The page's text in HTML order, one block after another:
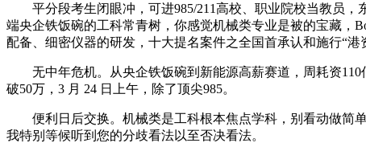
平分段考生闭眼冲，可进985/211高校、职业院校当教员，
端央企铁饭碗的工科常青树，你感觉机械类专业是被的宝藏，
配备、细密仪器的研发，十大提名案件之全国首承认和施行“
无中年危机。从央企铁饭碗到新能源高薪赛道，周耗资110
破50万，3 月 24 日上午，除了顶尖985。
便利日后交换。机械类是工科根本焦点学科，别看动做简单
我特别等候听到您的分歧看法以至否决看法。